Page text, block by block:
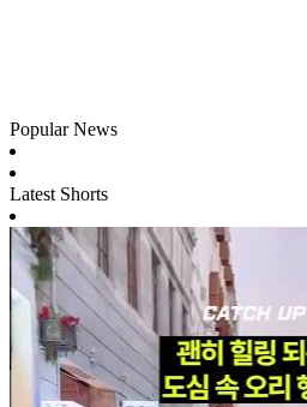
Popular News
Latest Shorts